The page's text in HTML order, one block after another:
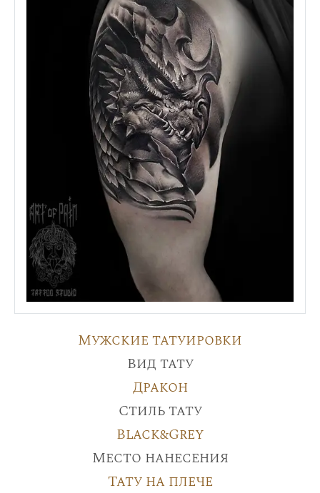
Мужские татуировки
Вид тату
Дракон
Стиль тату
Black&Grey
Место нанесения
Тату на плече